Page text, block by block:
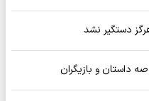
دستگیر نشد
و بازیگران